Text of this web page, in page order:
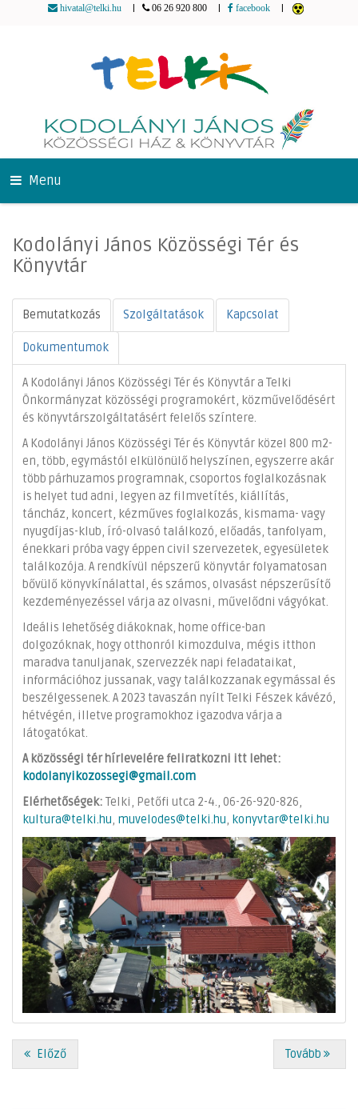
hivatal@telki.hu 06 26 920 800 facebook
Menu
Kodolányi János Közösségi Tér és
Könyvtár
Bemutatkozás Szolgáltatások Kapcsolat
Dokumentumok
A Kodolányi János Közösségi Tér és Könyvtár a Telki
Önkormányzat közösségi programokért, közművelődésért
és könyvtárszolgáltatásért felelős színtere.
A Kodolányi János Közösségi Tér és Könyvtár közel 800 m2-
en, több, egymástól elkülönülő helyszínen, egyszerre akár
több párhuzamos programnak, csoportos foglalkozásnak
is helyet tud adni, legyen az filmvetítés, kiállítás,
táncház, koncert, kézműves foglalkozás, kismama- vagy
nyugdíjas-klub, író-olvasó találkozó, előadás, tanfolyam,
énekkari próba vagy éppen civil szervezetek, egyesületek
találkozója. A rendkívül népszerű könyvtár folyamatosan
bővülő könyvkínálattal, és számos, olvasást népszerűsítő
kezdeményezéssel várja az olvasni, művelődni vágyókat.
Ideális lehetőség diákoknak, home office-ban
dolgozóknak, hogy otthonról kimozdulva, mégis itthon
maradva tanuljanak, szervezzék napi feladataikat,
információhoz jussanak, vagy találkozzanak egymással és
beszélgessenek. A 2023 tavaszán nyílt Telki Fészek kávézó,
hétvégén, illetve programokhoz igazodva várja a
látogatókat.
A közösségi tér hírlevelére feliratkozni itt lehet:
kodolanyikozossegi@gmail.com
Elérhetőségek: Telki, Petőfi utca 2-4., 06-26-920-826,
kultura@telki.hu, muvelodes@telki.hu, konyvtar@telki.hu
Előző Tovább